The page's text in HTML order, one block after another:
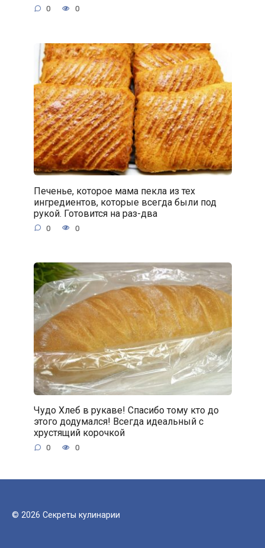
0 0
Печенье, которое мама пекла из тех
ингредиентов, которые всегда были под
рукой. Готовится на раз-два
0 0
Чудо Хлеб в рукаве! Спасибо тому кто до
этого додумался! Всегда идеальный с
хрустящий корочкой
0 0
© 2026 Секреты кулинарии